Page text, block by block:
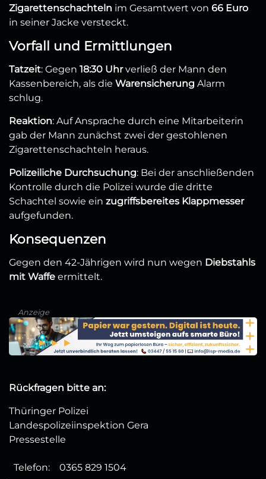
Zigarettenschachteln im Gesamtwert von 66 Euro
in seiner Jacke versteckt.
Vorfall und Ermittlungen
Tatzeit: Gegen 18:30 Uhrverließ der Mann den
Kassenbereich, als die Warensicherung Alarm
schlug.
Reaktion: Auf Ansprache durch eine Mitarbeiterin
gab der Mann zunächst zwei der gestohlenen
Zigarettenschachteln heraus.
Polizeiliche Durchsuchung: Bei der anschließenden
Kontrolle durch die Polizei wurde die dritte
Schachtel sowie ein zugriffsbereites Klappmesser
aufgefunden.
Konsequenzen
Gegen den 42-Jährigen wird nun wegen Diebstahls
mit Waffe ermittelt.
Anzeige
Rückfragen bitte an:
Thüringer Polizei
Landespolizeiinspektion Gera
Pressestelle
Telefon: 0365 829 1504